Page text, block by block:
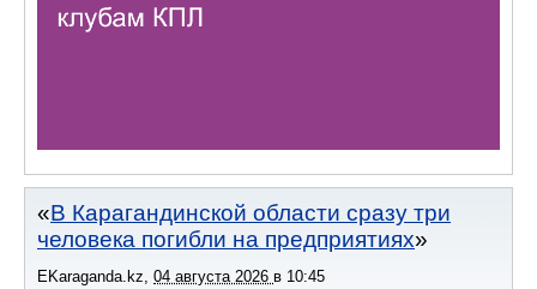
В Карагандинской области сразу три
человека погибли на предприятиях
EKaraganda.kz 04 августа 2026 в 10:45